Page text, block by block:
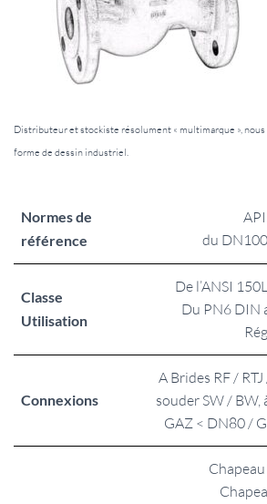
Distributeur et stockiste résolument « multimarque »,
forme de dessin industriel.
Normes de
référence
du
Classe
Utilisation
De l’ANSI
Du PN6 DIN
Connexions
A Brides RF /
souder SW / BW,
GAZ < DN80 /